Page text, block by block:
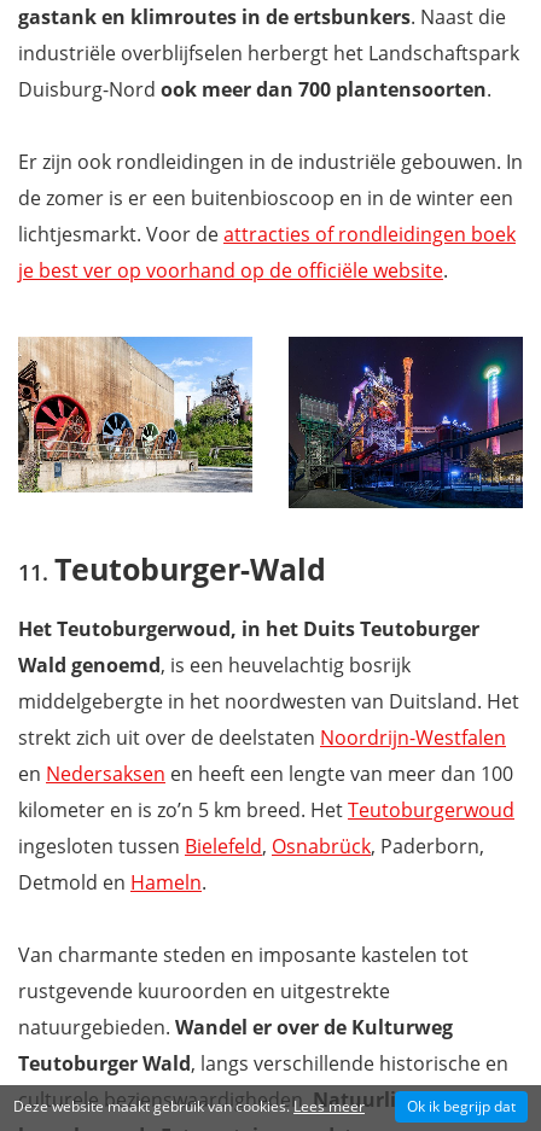
gastank en klimroutes in de ertsbunkers. Naast die
industriële overblijfselen herbergt het Landschaftspark
Duisburg-Nord ook meer dan 700 plantensoorten.
Er zijn ook rondleidingen in de industriële gebouwen. In
de zomer is er een buitenbioscoop en in de winter een
lichtjesmarkt. Voor deattracties of rondleidingen boek
je best ver op voorhand op de officiële website.
Teutoburger-Wald
Het Teutoburgerwoud, in het Duits Teutoburger
Wald genoemd, is een heuvelachtig bosrijk
middelgebergte in het noordwesten van Duitsland. Het
strekt zich uit over de deelstaten Noordrijn-Westfalen
en Nedersaksen en heeft een lengte van meer dan 100
kilometer en is zo’n 5 km breed. HetTeutoburgerwoud
ingesloten tussen Bielefeld, Osnabrück, Paderborn,
Detmold en Hameln.
Van charmante steden en imposante kastelen tot
rustgevende kuuroorden en uitgestrekte
natuurgebieden. Wandel er over de Kulturweg
Teutoburger Wald, langs verschillende historische en
culturele bezienswaardigheden.Natuurlijk mag een
Deze website maakt gebruik van cookies.Lees meer Ok ik begrijp dat